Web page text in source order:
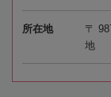
所在地
〒
地